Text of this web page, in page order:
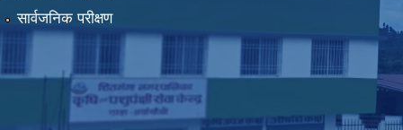
सार्वजनिक परीक्षण